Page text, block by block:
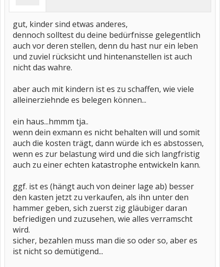
gut, kinder sind etwas anderes,
dennoch solltest du deine bedürfnisse gelegentlich
auch vor deren stellen, denn du hast nur ein leben
und zuviel rücksicht und hintenanstellen ist auch
nicht das wahre.
aber auch mit kindern ist es zu schaffen, wie viele
alleinerziehnde es belegen können...
ein haus...hmmm tja..
wenn dein exmann es nicht behalten will und somit
auch die kosten trägt, dann würde ich es abstossen,
wenn es zur belastung wird und die sich langfristig
auch zu einer echten katastrophe entwickeln kann.
ggf. ist es (hängt auch von deiner lage ab) besser
den kasten jetzt zu verkaufen, als ihn unter den
hammer geben, sich zuerst zig gläubiger daran
befriedigen und zuzusehen, wie alles verramscht
wird.
sicher, bezahlen muss man die so oder so, aber es
ist nicht so demütigend...